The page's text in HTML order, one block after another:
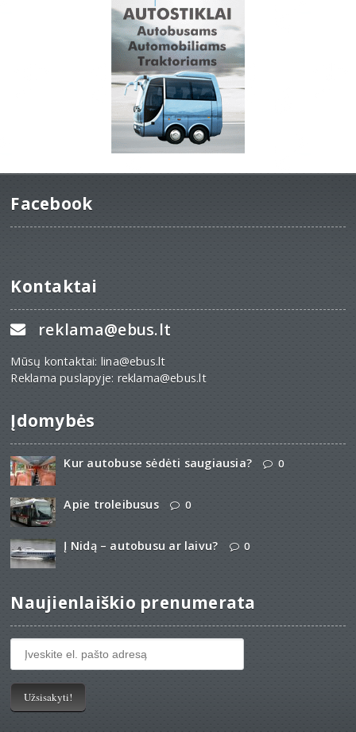
Facebook
Kontaktai
reklama@ebus.lt
Mūsų kontaktai: lina@ebus.lt
Reklama puslapyje: reklama@ebus.lt
Įdomybės
Kur autobuse sėdėti saugiausia? 0
Apie troleibusus 0
Į Nidą – autobusu ar laivu? 0
Naujienlaiškio prenumerata